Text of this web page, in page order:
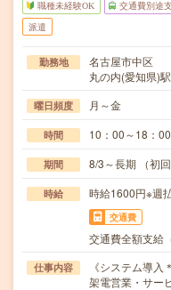
職種未経験OK 交通費別途
派遣
勤務地
名古屋市中区
丸の内(愛知県)
曜日頻度 月～金
時間 10：00～18：
期間 8/3～長期 （初
時給 時給1600円※週
交通費
交通費全額支給
仕事内容
《システム導
架電営業・サー